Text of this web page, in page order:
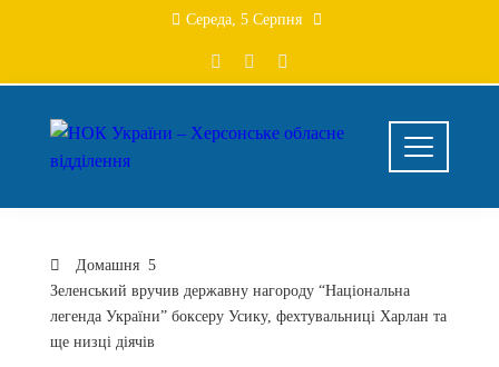
Середа, 5 Серпня
Домашня
Зеленський вручив державну нагороду “Національна
легенда України” боксеру Усику, фехтувальниці Харлан та
ще низці діячів